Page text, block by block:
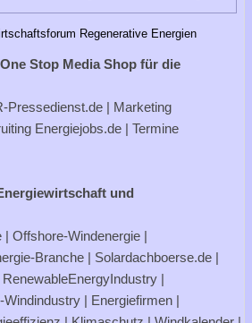
Regenerative Energien
Stop Media Shop für die
Pressedienst.de | Marketing
Energiejobs.de | Termine
und
| Offshore-Windenergie |
Branche | Solardachboerse.de |
RenewableEnergyIndustry |
Windindustry | Energiefirmen |